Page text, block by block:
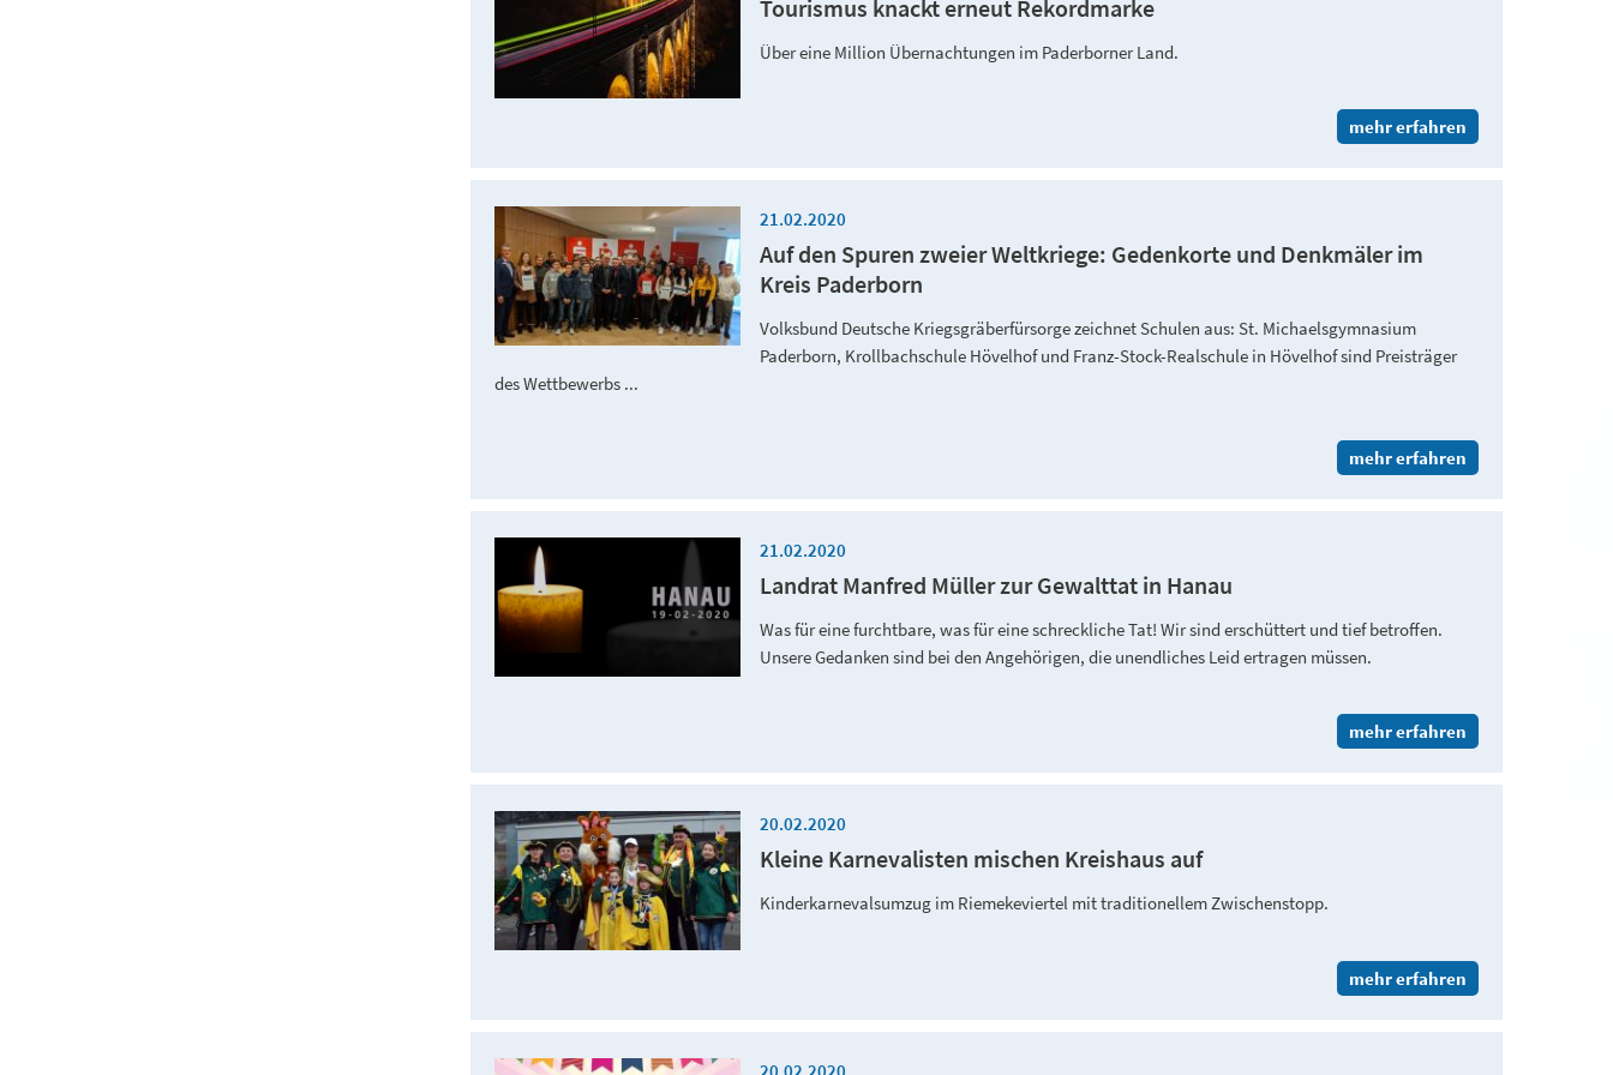
Tourismus knackt erneut Rekordmarke
Über eine Million Übernachtungen im Paderborner Land.
mehr erfahren
21.02.2020
Auf den Spuren zweier Weltkriege: Gedenkorte und Denkmäler im
Kreis Paderborn
Volksbund Deutsche Kriegsgräberfürsorge zeichnet Schulen aus: St. Michaelsgymnasium
Paderborn, Krollbachschule Hövelhof und Franz-Stock-Realschule in Hövelhof sind Preisträger
des Wettbewerbs ...
mehr erfahren
21.02.2020
Landrat Manfred Müller zur Gewalttat in Hanau
Was für eine furchtbare, was für eine schreckliche Tat! Wir sind erschüttert und tief betroffen.
Unsere Gedanken sind bei den Angehörigen, die unendliches Leid ertragen müssen.
mehr erfahren
20.02.2020
Kleine Karnevalisten mischen Kreishaus auf
Kinderkarnevalsumzug im Riemekeviertel mit traditionellem Zwischenstopp.
mehr erfahren
20.02.2020